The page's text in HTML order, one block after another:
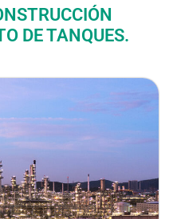
DE TANQUES.